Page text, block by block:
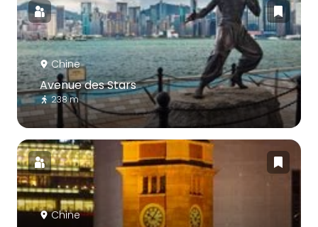
Chine
Avenue des Stars
238 m
Chine